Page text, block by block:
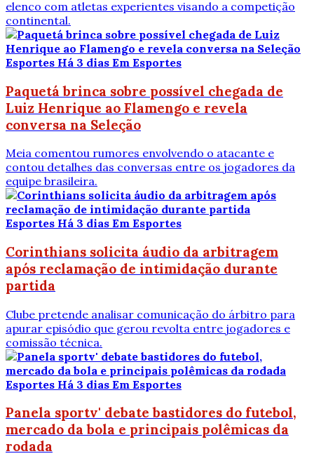
elenco com atletas experientes visando a competição
continental.
Esportes Há 3 dias Em Esportes
Paquetá brinca sobre possível chegada de
Luiz Henrique ao Flamengo e revela
conversa na Seleção
Meia comentou rumores envolvendo o atacante e
contou detalhes das conversas entre os jogadores da
equipe brasileira.
Esportes Há 3 dias Em Esportes
Corinthians solicita áudio da arbitragem
após reclamação de intimidação durante
partida
Clube pretende analisar comunicação do árbitro para
apurar episódio que gerou revolta entre jogadores e
comissão técnica.
Esportes Há 3 dias Em Esportes
Panela sportv' debate bastidores do futebol,
mercado da bola e principais polêmicas da
rodada